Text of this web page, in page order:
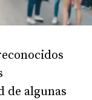
de algunas